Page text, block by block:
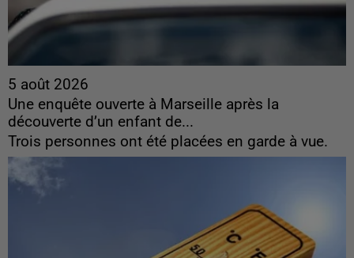
5 août 2026
Une enquête ouverte à Marseille après la
découverte d’un enfant de...
Trois personnes ont été placées en garde à vue.